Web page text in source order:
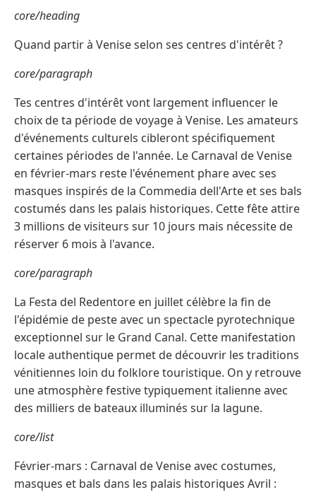
core/heading
Quand partir à Venise selon ses centres d'intérêt ?
core/paragraph
Tes centres d'intérêt vont largement influencer le
choix de ta période de voyage à Venise. Les amateurs
d'événements culturels cibleront spécifiquement
certaines périodes de l'année. Le Carnaval de Venise
en février-mars reste l'événement phare avec ses
masques inspirés de la Commedia dell'Arte et ses bals
costumés dans les palais historiques. Cette fête attire
3 millions de visiteurs sur 10 jours mais nécessite de
réserver 6 mois à l'avance.
core/paragraph
La Festa del Redentore en juillet célèbre la fin de
l'épidémie de peste avec un spectacle pyrotechnique
exceptionnel sur le Grand Canal. Cette manifestation
locale authentique permet de découvrir les traditions
vénitiennes loin du folklore touristique. On y retrouve
une atmosphère festive typiquement italienne avec
des milliers de bateaux illuminés sur la lagune.
core/list
Février-mars : Carnaval de Venise avec costumes,
masques et bals dans les palais historiques Avril :